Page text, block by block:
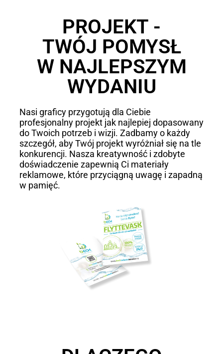
PROJEKT -
TWÓJ POMYSŁ
W NAJLEPSZYM
WYDANIU
Nasi graficy przygotują dla Ciebie
profesjonalny projekt jak najlepiej dopasowany
do Twoich potrzeb i wizji. Zadbamy o każdy
szczegół, aby Twój projekt wyróżniał się na tle
konkurencji. Nasza kreatywność i zdobyte
doświadczenie zapewnią Ci materiały
reklamowe, które przyciągną uwagę i zapadną
w pamięć.